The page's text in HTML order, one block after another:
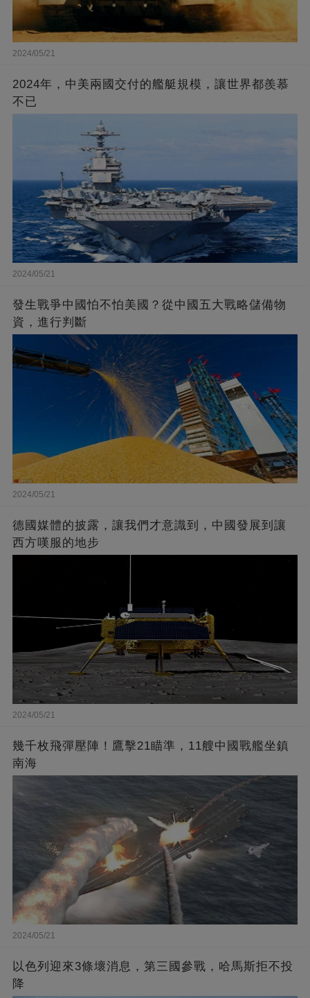
2024/05/21
2024年，中美兩國交付的艦艇規模，讓世界都羨慕
不已
2024/05/21
發生戰爭中國怕不怕美國？從中國五大戰略儲備物
資，進行判斷
2024/05/21
德國媒體的披露，讓我們才意識到，中國發展到讓
西方嘆服的地步
2024/05/21
幾千枚飛彈壓陣！鷹擊21瞄準，11艘中國戰艦坐鎮
南海
2024/05/21
以色列迎來3條壞消息，第三國參戰，哈馬斯拒不投
降